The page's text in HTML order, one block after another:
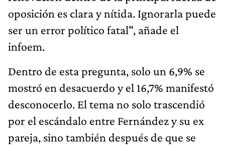
oposición es clara y nítida. Ignorarla puede
ser un error político fatal", añade el
infoem.
Dentro de esta pregunta, solo un 6,9% se
mostró en desacuerdo y el 16,7% manifestó
desconocerlo. El tema no solo trascendió
por el escándalo entre Fernández y su ex
pareja, sino también después de que se